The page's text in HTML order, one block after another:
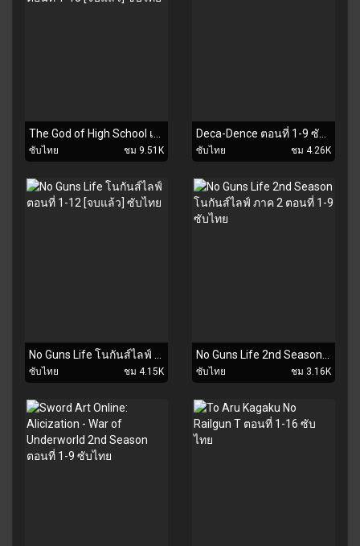
ซับไทย ชม 9.51K ซับไทย ชม 4.26K
ซับไทย ชม 4.15K ซับไทย ชม 3.16K